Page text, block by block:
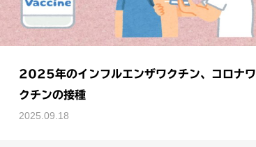
2025年のインフルエンザワクチン、コロナワ
クチンの接種
2025.09.18